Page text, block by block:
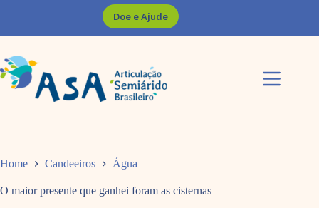
Doe e Ajude
Home Candeeiros Água
O maior presente que ganhei foram as cisternas